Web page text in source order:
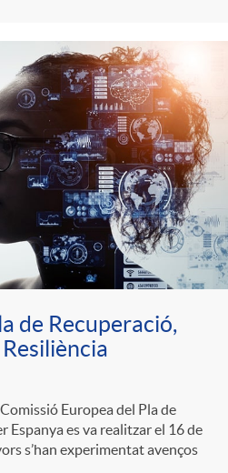
de Recuperació,
Europea del Pla de
Espanya es va realitzar el 16 de
s’han experimentat avenços